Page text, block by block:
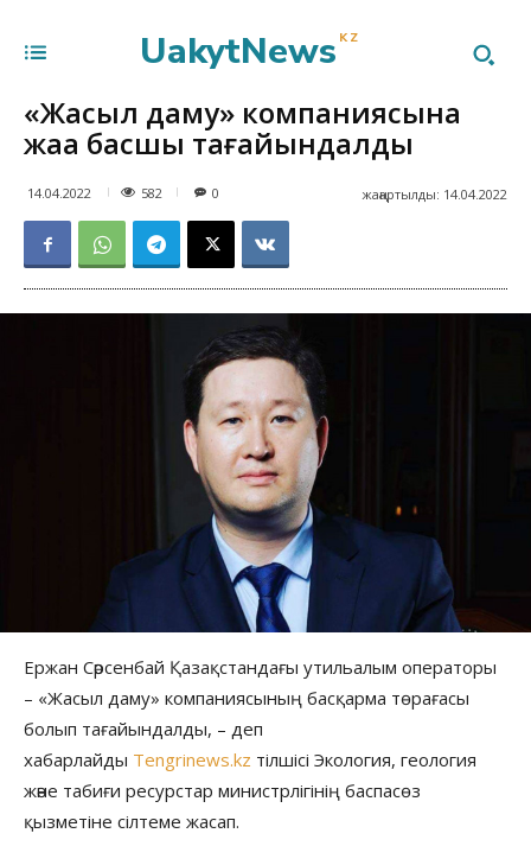
UakytNews KZ
«Жасыл даму» компаниясына
жаңа басшы тағайындалды
14.04.2022 582 жаңартылды: 14.04.2022
0
Ержан Сәрсенбай Қазақстандағы утильалым операторы
– «Жасыл даму» компаниясының басқарма төрағасы
болып тағайындалды, – деп
хабарлайды Tengrinews.kz тілшісі Экология, геология
және табиғи ресурстар министрлігінің баспасөз
қызметіне сілтеме жасап.